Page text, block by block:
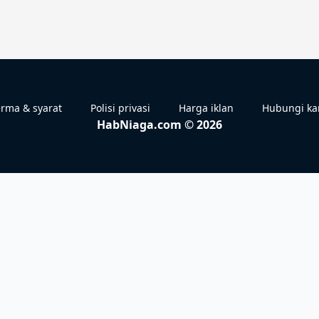
& syarat Polisi privasi Harga iklan Hubungi
HabNiaga.com © 2026